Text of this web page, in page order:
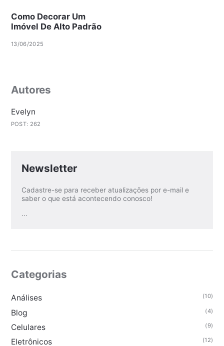
Como Decorar Um
Imóvel De Alto Padrão
13/06/2025
Autores
Evelyn
POST: 262
Newsletter
Cadastre-se para receber atualizações por e-mail e
saber o que está acontecendo conosco!
...
Categorias
Análises (10)
Blog (4)
Celulares (9)
Eletrônicos (12)